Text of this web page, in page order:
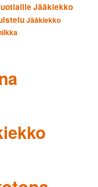
Jääkiekko
Jääkiekko